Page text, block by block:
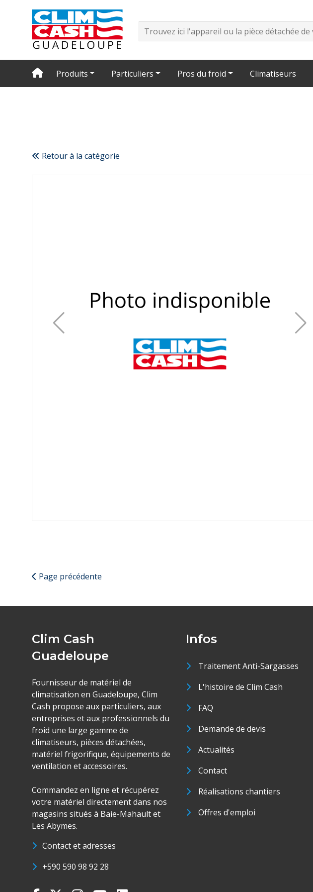
Produits Particuliers Pros du froid Climatiseurs
Retour à la catégorie
Page précédente
Clim Cash
Guadeloupe
Fournisseur de matériel de
climatisation en Guadeloupe, Clim
Cash propose aux particuliers, aux
entreprises et aux professionnels du
froid une large gamme de
climatiseurs, pièces détachées,
matériel frigorifique, équipements de
ventilation et accessoires.
Commandez en ligne et récupérez
votre matériel directement dans nos
magasins situés à Baie-Mahault et
Les Abymes.
Contact et adresses
+590 590 98 92 28
Infos
Traitement Anti-Sargasses
L'histoire de Clim Cash
FAQ
Demande de devis
Actualités
Contact
Réalisations chantiers
Offres d'emploi